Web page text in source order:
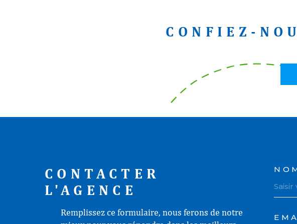
CONFIEZ-
CONTACTER
L'AGENCE
Remplissez ce formulaire, nous ferons de notre